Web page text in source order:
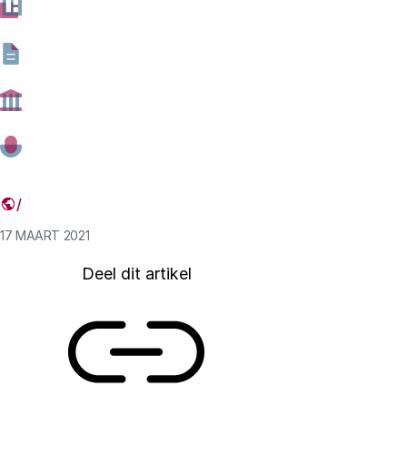
achterdeurtjes te plaatsen in de beveiliging van
Nederlanders dagelijks berichten mee versturen. Dat is
het Rathenau Instituut herhaaldelijk laten zien dat
17 MAART 2021
Deel dit artikel